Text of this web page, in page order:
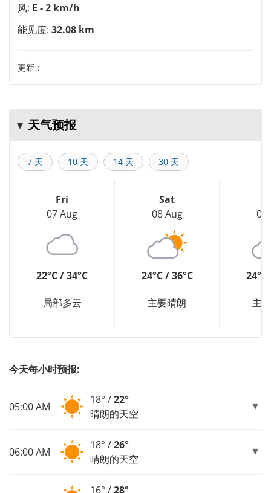
风: E - 2 km/h
能见度: 32.08 km
更新：
天气预报
7 天 10 天 14 天 30 天
Fri
07 Aug
22°C / 34°C
局部多云
Sat
08 Aug
24°C / 36°C
主要晴朗
09
24°C
主
今天每小时预报:
05:00 AM
18° /22°
晴朗的天空
06:00 AM
18° /26°
晴朗的天空
16° /28°